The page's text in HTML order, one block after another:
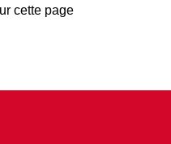
cette page